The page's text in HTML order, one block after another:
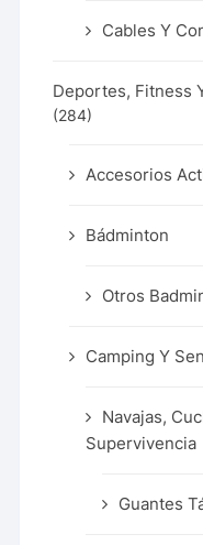
Cables Y
Deportes, Fitness
(284)
Accesorios
Bádminton
Otros
Camping Y
Navajas,
Supervivencia
Guantes